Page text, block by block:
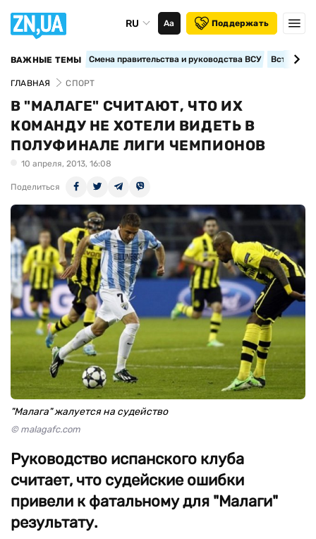
RU Аа Поддержать
ВАЖНЫЕ ТЕМЫ Смена правительства и руководства ВСУ
ГЛАВНАЯ СПОРТ
В "МАЛАГЕ" СЧИТАЮТ, ЧТО ИХ
КОМАНДУ НЕ ХОТЕЛИ ВИДЕТЬ В
ПОЛУФИНАЛЕ ЛИГИ ЧЕМПИОНОВ
10 апреля, 2013, 16:08
Поделиться
"Малага" жалуется на судейство
© malagafc.com
Руководство испанского клуба
считает, что судейские ошибки
привели к фатальному для "Малаги"
результату.